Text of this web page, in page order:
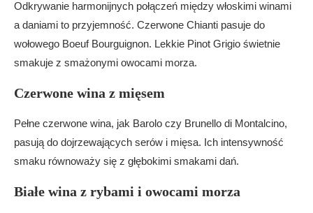
Odkrywanie harmonijnych połączeń między włoskimi winami
a daniami to przyjemność. Czerwone Chianti pasuje do
wołowego Boeuf Bourguignon. Lekkie Pinot Grigio świetnie
smakuje z smażonymi owocami morza.
Czerwone wina z mięsem
Pełne czerwone wina, jak Barolo czy Brunello di Montalcino,
pasują do dojrzewających serów i mięsa. Ich intensywność
smaku równoważy się z głębokimi smakami dań.
Białe wina z rybami i owocami morza